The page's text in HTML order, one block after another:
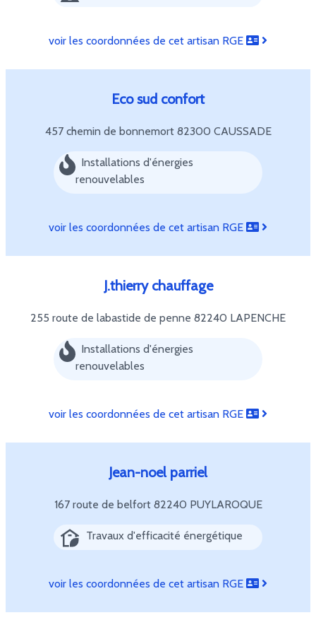
voir les coordonnées de cet artisan RGE
Eco sud confort
457 chemin de bonnemort 82300 CAUSSADE
Installations d'énergies
renouvelables
voir les coordonnées de cet artisan RGE
J.thierry chauffage
255 route de labastide de penne 82240 LAPENCHE
Installations d'énergies
renouvelables
voir les coordonnées de cet artisan RGE
Jean-noel parriel
167 route de belfort 82240 PUYLAROQUE
Travaux d'efficacité énergétique
voir les coordonnées de cet artisan RGE